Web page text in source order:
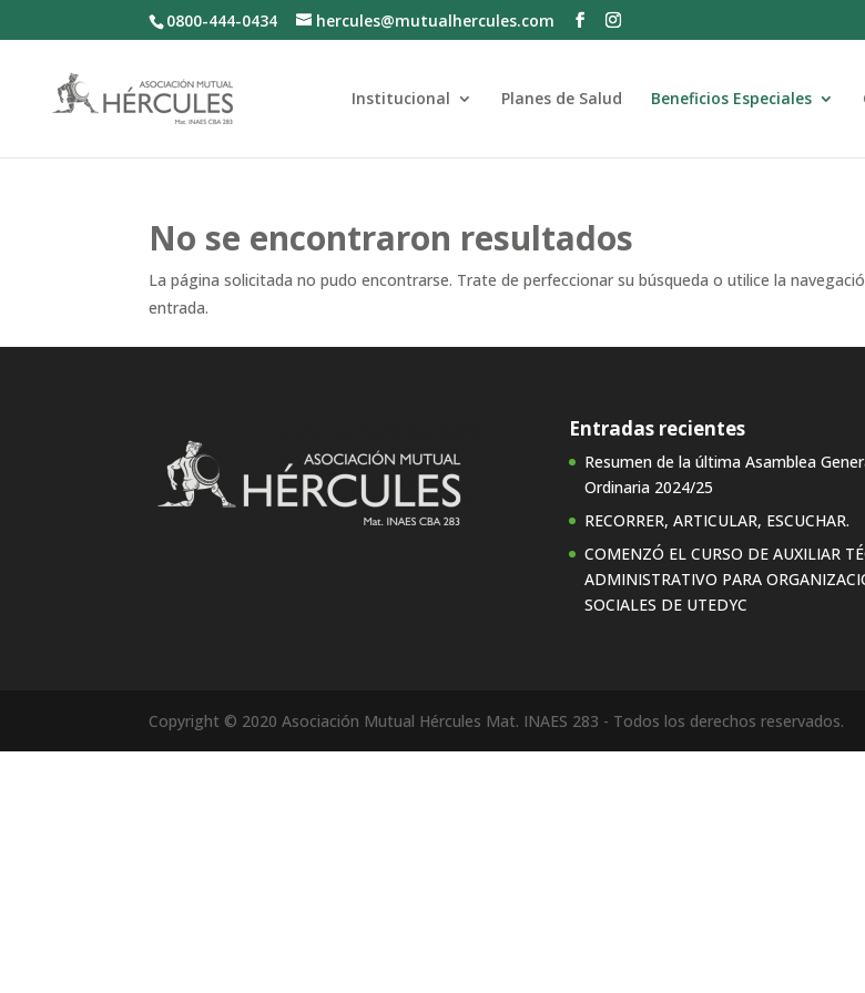
0800-444-0434 hercules@mutualhercules.com
Institucional Planes de Salud Beneficios Especiales
No se encontraron resultados
La página solicitada no pudo encontrarse. Trate de perfeccionar su búsqueda o utilice la
entrada.
Entradas recientes
Resumen de la última Asamblea
Ordinaria 2024/25
RECORRER, ARTICULAR, ESCUCHAR.
COMENZÓ EL CURSO DE AUXILIAR
ADMINISTRATIVO PARA
SOCIALES DE UTEDYC
Copyright © 2020 Asociación Mutual Hércules Mat. INAES 283 - Todos los derechos reservados.